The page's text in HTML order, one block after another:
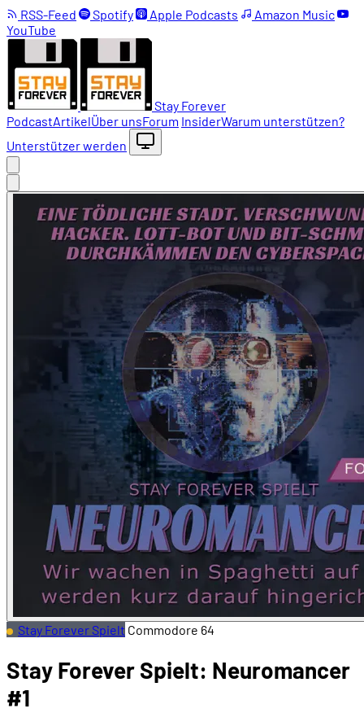
RSS-Feed Spotify Apple Podcasts
Amazon Music
YouTube
Stay Forever
PodcastArtikelÜber unsForum InsiderWarum unterstützen?
Unterstützer werden
Stay Forever Spielt Commodore 64
Stay Forever Spielt: Neuromancer
#1